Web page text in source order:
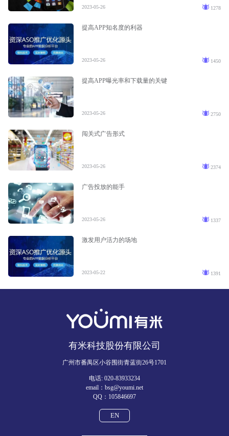
2023-05-26 1278
提高APP知名度的利器
2023-05-26 1450
提高APP曝光率和下载量的关键
2023-05-26 2750
闯关式广告形式
2023-05-26 2374
广告投放的能手
2023-05-26 1337
激发用户活力的场地
2023-05-22 1391
有米科技股份有限公司
广州市番禺区小谷围街青蓝街26号1701
电话: 020-83933234
email：bsg@youmi.net
QQ：105846697
EN